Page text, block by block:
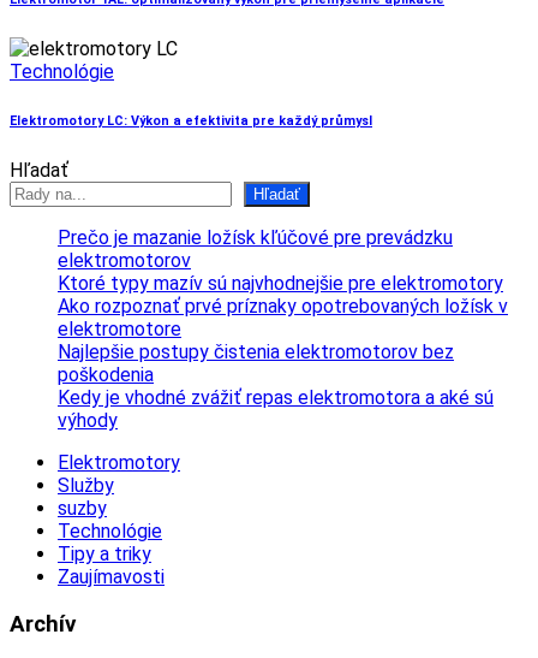
Technológie
Elektromotory LC: Výkon a efektivita pre každý průmysl
Hľadať
Hľadať
Prečo je mazanie ložísk kľúčové pre prevádzku
elektromotorov
Ktoré typy mazív sú najvhodnejšie pre elektromotory
Ako rozpoznať prvé príznaky opotrebovaných ložísk v
elektromotore
Najlepšie postupy čistenia elektromotorov bez
poškodenia
Kedy je vhodné zvážiť repas elektromotora a aké sú
výhody
Elektromotory
Služby
suzby
Technológie
Tipy a triky
Zaujímavosti
Archív